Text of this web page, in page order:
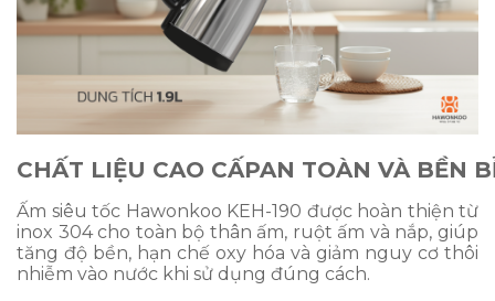
CHẤT LIỆU CAO CẤPAN TOÀN VÀ BỀN
Ấm siêu tốc Hawonkoo KEH-190 được hoàn thiện từ
inox 304 cho toàn bộ thân ấm, ruột ấm và nắp, giúp
tăng độ bền, hạn chế oxy hóa và giảm nguy cơ thôi
nhiễm vào nước khi sử dụng đúng cách.